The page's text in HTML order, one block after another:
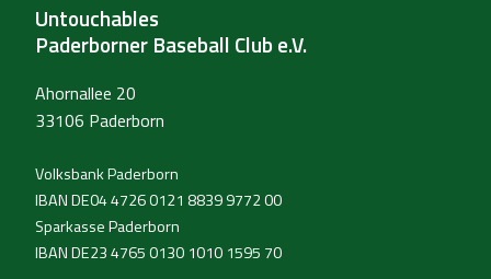
Untouchables
Paderborner Baseball Club e.V.
Ahornallee 20
33106 Paderborn
Volksbank Paderborn
IBAN DE04 4726 0121 8839 9772 00
Sparkasse Paderborn
IBAN DE23 4765 0130 1010 1595 70